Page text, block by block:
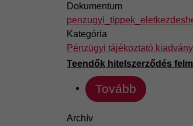
Dokumentum
Kategória
Pénzügyi tájékoztató
Teendők hitelszerződés
Tovább
Archív